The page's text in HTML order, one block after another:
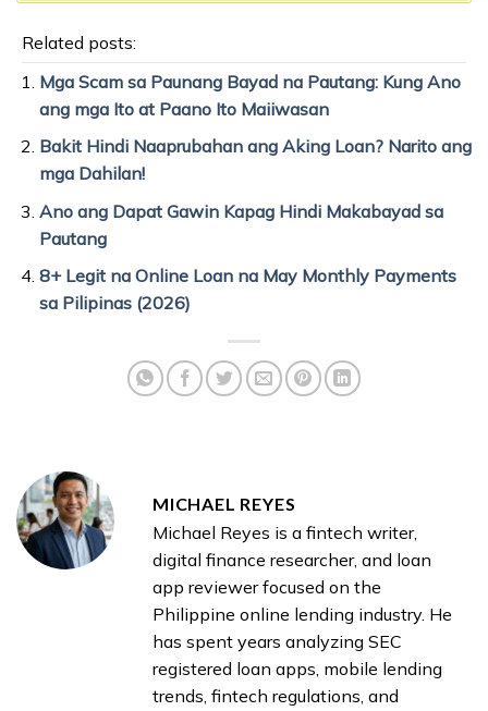
Related posts:
Mga Scam sa Paunang Bayad na Pautang: Kung Ano
ang mga Ito at Paano Ito Maiiwasan
Bakit Hindi Naaprubahan ang Aking Loan? Narito ang
mga Dahilan!
Ano ang Dapat Gawin Kapag Hindi Makabayad sa
Pautang
8+ Legit na Online Loan na May Monthly Payments
sa Pilipinas (2026)
MICHAEL REYES
Michael Reyes is a fintech writer,
digital finance researcher, and loan
app reviewer focused on the
Philippine online lending industry. He
has spent years analyzing SEC
registered loan apps, mobile lending
trends, fintech regulations, and